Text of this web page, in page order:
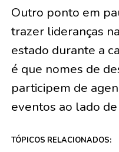
Outro ponto em
trazer lideranças
estado durante a
é que nomes de
participem de
eventos ao lado
TÓPICOS RELACIONADOS: